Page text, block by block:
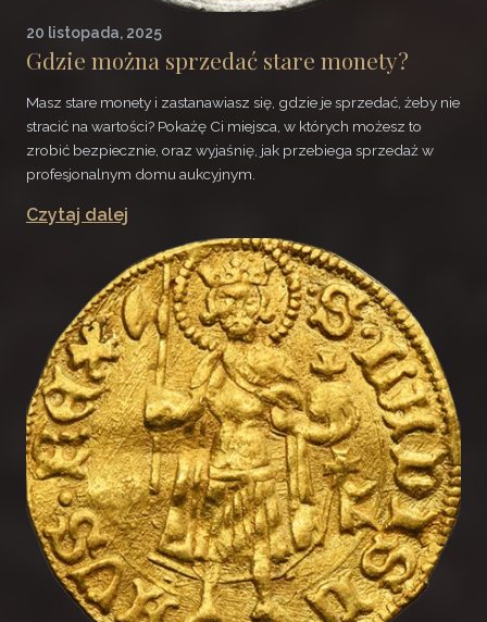
20 listopada, 2025
Gdzie można sprzedać stare monety?
Masz stare monety i zastanawiasz się, gdzie je sprzedać, żeby nie
stracić na wartości? Pokażę Ci miejsca, w których możesz to
zrobić bezpiecznie, oraz wyjaśnię, jak przebiega sprzedaż w
profesjonalnym domu aukcyjnym.
Czytaj dalej